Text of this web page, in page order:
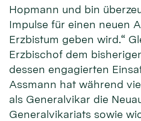
Hopmann und bin
Impulse für einen neuen
Erzbistum geben wird.“
Erzbischof dem
dessen engagierten
Assmann hat während
als Generalvikar die
Generalvikariats sowie